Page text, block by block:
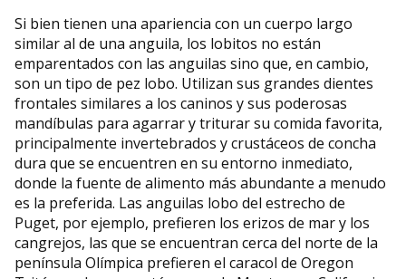
Si bien tienen una apariencia con un cuerpo largo
similar al de una anguila, los lobitos no están
emparentados con las anguilas sino que, en cambio,
son un tipo de pez lobo. Utilizan sus grandes dientes
frontales similares a los caninos y sus poderosas
mandíbulas para agarrar y triturar su comida favorita,
principalmente invertebrados y crustáceos de concha
dura que se encuentren en su entorno inmediato,
donde la fuente de alimento más abundante a menudo
es la preferida. Las anguilas lobo del estrecho de
Puget, por ejemplo, prefieren los erizos de mar y los
cangrejos, las que se encuentran cerca del norte de la
península Olímpica prefieren el caracol de Oregon